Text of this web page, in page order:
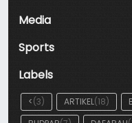
Media
Sports
Labels
<(3) ARTIKEL(18)